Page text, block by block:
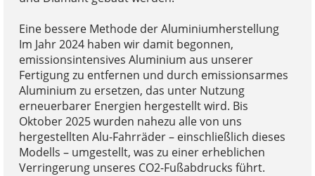
Eine bessere Methode der Aluminiumherstellung
Im Jahr 2024 haben wir damit begonnen,
emissionsintensives Aluminium aus unserer
Fertigung zu entfernen und durch emissionsarmes
Aluminium zu ersetzen, das unter Nutzung
erneuerbarer Energien hergestellt wird. Bis
Oktober 2025 wurden nahezu alle von uns
hergestellten Alu-Fahrräder – einschließlich dieses
Modells – umgestellt, was zu einer erheblichen
Verringerung unseres CO2-Fußabdrucks führt.